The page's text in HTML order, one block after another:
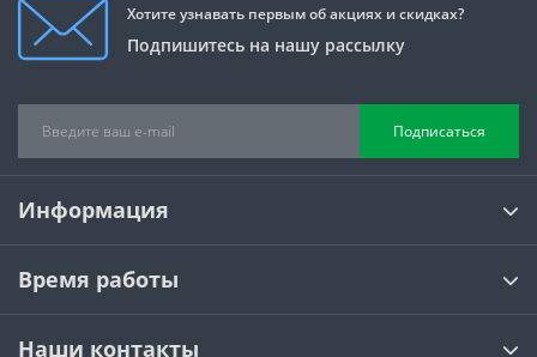
Хотите узнавать первым об акциях и скидках?
Подпишитесь на нашу рассылку
Подписаться
Информация
Время работы
Наши контакты